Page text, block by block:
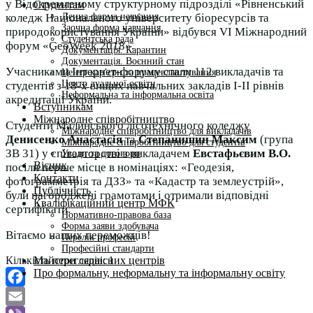
Студентам
Денна форма навчання
Заочна форма навчання
Студентська рада
Документація. Карантин
Документація. Воєнний стан
Центр кар’єри та працевлаштування
Центр дуальної освіти
Неформальна та інформальна освіта
Вступникам
Міжнародне співробітництво
Міжнародне співробітництво для викладачів
Міжнародне співробітництво для студентів
Угоди та договори
Вісник
Контакти
Публічність
Кваліфікаційний центр МФК
Нормативно-правова база
Форма заяви здобувача
Перелік професій
Професійні стандарти
Майстри сервісних центрів
Про формальну, неформальну та інформальну освіту
у Відокремленому структурному підрозділі «Рівненський
коледж Національного університету біоресурсів та
природокористування України» відбувся VI Міжнародний
форум «GeoWeek 2018».
Учасниками Інтернет-форуму стали 112 викладачів та
студентів з 18-х вищих навчальних закладів I-II рівнів
акредитації України.
Студенти Малинського лісотехнічного коледжу
Денисенко АнастасіятаСтепанишин Максим (група
ЗВ 31) у співавторстві з викладачем Евстафьєвим В.О.
посіли перше місце в номінаціях: «Геодезія,
фотограмметрія та ДЗЗ» та «Кадастр та землеустрій»,
були нагороджені грамотами і отримали відповідні
сертифікати.
Вітаємо наших переможців!
Кількість переглядів: 1
Facebook